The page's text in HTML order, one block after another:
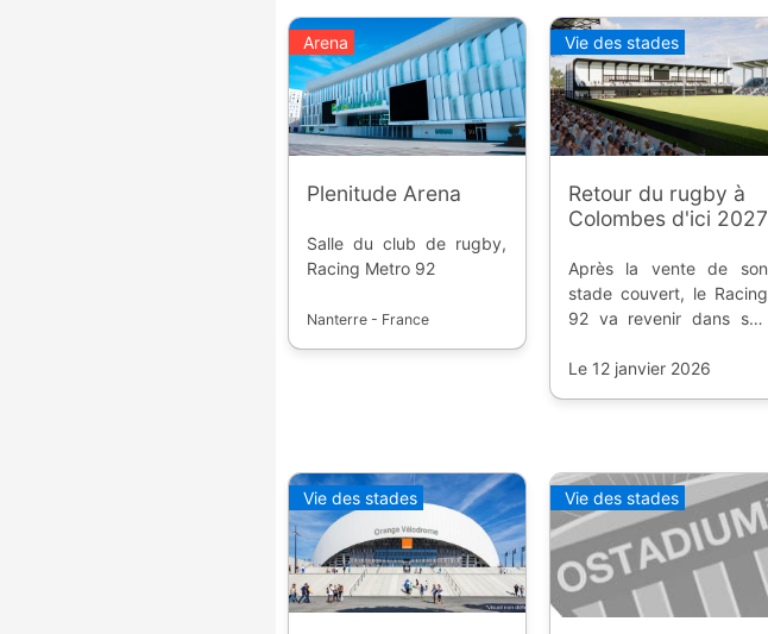
Arena
Plenitude Arena
Salle du club de rugby,
Racing Metro 92
Nanterre - France
Vie des stades
Retour du rugby à
Colombes d'ici 2027
Après la vente de son
stade couvert, le Racing
92 va revenir dans son
changé, et qui devra
Le 12 janvier 2026
Vie des stades Vie des stades